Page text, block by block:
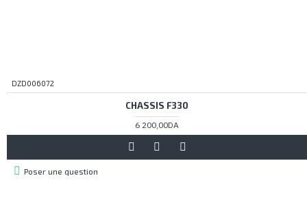
DZD006072
CHASSIS F330
6 200,00DA
Poser une question